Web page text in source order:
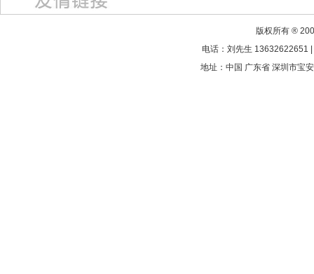
版权所有 ®
电话：刘先生 13632622651
地址：中国 广东省 深圳市宝